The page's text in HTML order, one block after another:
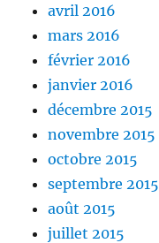
avril 2016
mars 2016
février 2016
janvier 2016
décembre 2015
novembre 2015
octobre 2015
septembre 2015
août 2015
juillet 2015